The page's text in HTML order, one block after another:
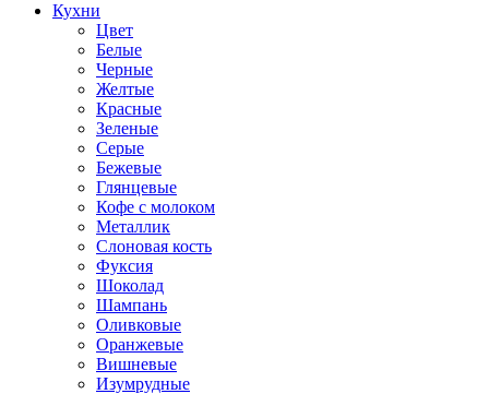
Кухни
Цвет
Белые
Черные
Желтые
Красные
Зеленые
Серые
Бежевые
Глянцевые
Кофе с молоком
Металлик
Слоновая кость
Фуксия
Шоколад
Шампань
Оливковые
Оранжевые
Вишневые
Изумрудные